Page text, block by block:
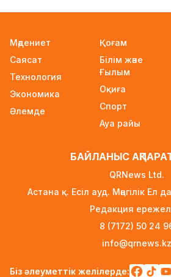
19 сағат бұрын
FIFA-дағы дағдарыс: Инфантино
20 сағат бұрын
Ғарышта сирек кездесетін
20 сағат бұрын
Қазақстан мен Ресей
біріктіруі мүмкін – ресейлік
Болашақ студенттердің
конкурсының нәтижесі қашан
21 сағат бұрын
Мәдениет
Саясат
Технология
Экономика
Әлемде
Қоғам
Білім және
Ғылым
Оқиға
Спорт
Ауа райы
БАЙЛАНЫС
QRNews Ltd.
Астана қ. Есіл ауд. Мәңгілік Ел
Редакция
8 (7172) 50 24
info@qrnews.kz
Біз әлеуметтік желілерде: